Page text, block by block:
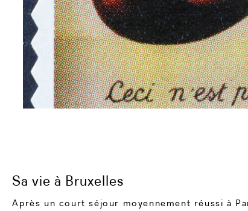
Sa vie à Bruxelles
Après un court séjour moyennement réussi à